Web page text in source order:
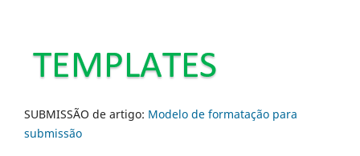
SUBMISSÃO de artigo: Modelo de formatação para
submissão